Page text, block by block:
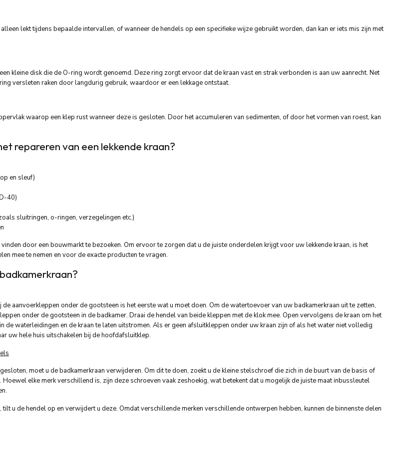
lekt tijdens bepaalde intervallen, of wanneer de hendels op een specifieke wijze gebruikt worden, dan kan er iets mis zijn met
kleine disk die de O-ring wordt genoemd. Deze ring zorgt ervoor dat de kraan vast en strak verbonden is aan uw aanrecht. Net
versleten raken door langdurig gebruik, waardoor er een lekkage ontstaat.
waarop een klep rust wanneer deze is gesloten. Door het accumuleren van sedimenten, of door het vormen van roest, kan
repareren van een lekkende kraan?
en sleuf)
40)
sluitringen, o-ringen, verzegelingen etc.)
door een bouwmarkt te bezoeken. Om ervoor te zorgen dat u de juiste onderdelen krijgt voor uw lekkende kraan, is het
mee te nemen en voor de exacte producten te vragen.
aanvoerkleppen onder de gootsteen is het eerste wat u moet doen. Om de watertoevoer van uw badkamerkraan uit te zetten,
onder de gootsteen in de badkamer. Draai de hendel van beide kleppen met de klok mee. Open vervolgens de kraan om het
de waterleidingen en de kraan te laten uitstromen. Als er geen afsluitkleppen onder uw kraan zijn of als het water niet volledig
uw hele huis uitschakelen bij de hoofdafsluitklep.
moet u de badkamerkraan verwijderen. Om dit te doen, zoekt u de kleine stelschroef die zich in de buurt van de basis of
Hoewel elke merk verschillend is, zijn deze schroeven vaak zeshoekig, wat betekent dat u mogelijk de juiste maat inbussleutel
tilt u de hendel op en verwijdert u deze. Omdat verschillende merken verschillende ontwerpen hebben, kunnen de binnenste delen